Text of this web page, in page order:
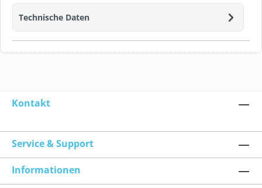
Technische Daten
Kontakt
Service & Support
Informationen